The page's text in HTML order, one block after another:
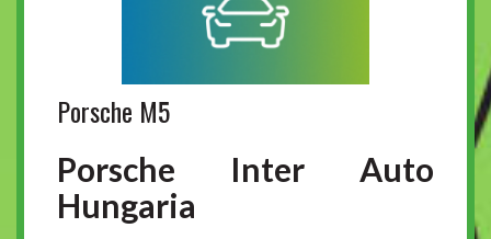
Porsche M5
Porsche Inter Auto
Hungaria